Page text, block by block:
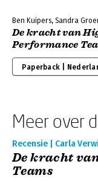
Ben Kuipers, Sandra
De kracht van
Performance
Paperback |
Meer over
Recensie | Carla
De kracht
Teams